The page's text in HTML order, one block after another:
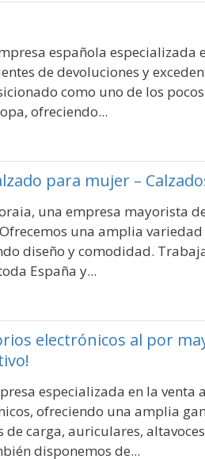
española
de devoluciones y
como uno de los
ofreciendo...
para mujer –
una empresa mayorista
una amplia
diseño y comodidad.
España y...
electrónicos al por
especializada en la venta
ofreciendo una amplia
de carga, auriculares,
disponemos de...